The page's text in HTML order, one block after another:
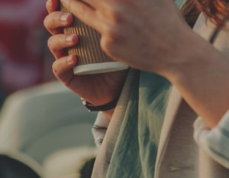
VSA SPLETNA PONUDBA